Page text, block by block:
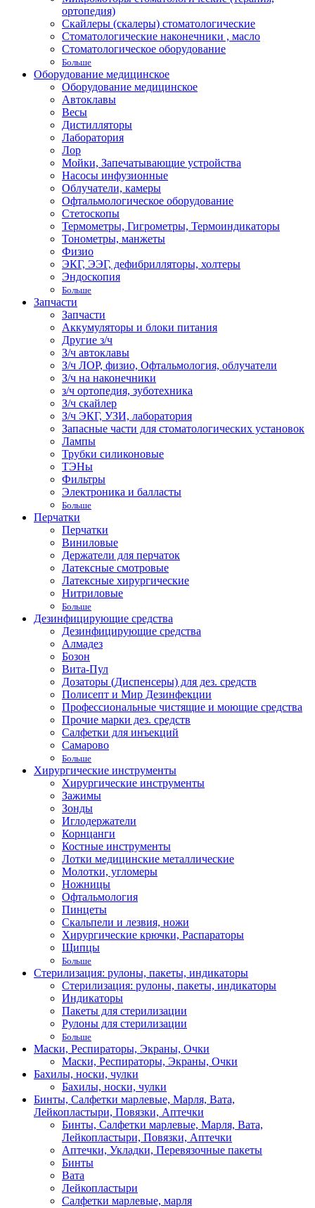
ортопедия)
Скайлеры (скалеры) стоматологические
Стоматологические наконечники , масло
Стоматологическое оборудование
Больше
Оборудование медицинское
Оборудование медицинское
Автоклавы
Весы
Дистилляторы
Лаборатория
Лор
Мойки, Запечатывающие устройства
Насосы инфузионные
Облучатели, камеры
Офтальмологическое оборудование
Стетоскопы
Термометры, Гигрометры, Термоиндикаторы
Тонометры, манжеты
Физио
ЭКГ, ЭЭГ, дефибрилляторы, холтеры
Эндоскопия
Больше
Запчасти
Запчасти
Аккумуляторы и блоки питания
Другие з/ч
З/ч автоклавы
З/ч ЛОР, физио, Офтальмология, облучатели
З/ч на наконечники
з/ч ортопедия, зуботехника
З/ч скайлер
З/ч ЭКГ, УЗИ, лаборатория
Запасные части для стоматологических установок
Лампы
Трубки силиконовые
ТЭНы
Фильтры
Электроника и балласты
Больше
Перчатки
Перчатки
Виниловые
Держатели для перчаток
Латексные смотровые
Латексные хирургические
Нитриловые
Больше
Дезинфицирующие средства
Дезинфицирующие средства
Алмадез
Бозон
Вита-Пул
Дозаторы (Диспенсеры) для дез. средств
Полисепт и Мир Дезинфекции
Профессиональные чистящие и моющие средства
Прочие марки дез. средств
Салфетки для инъекций
Самарово
Больше
Хирургические инструменты
Хирургические инструменты
Зажимы
Зонды
Иглодержатели
Корнцанги
Костные инструменты
Лотки медицинские металлические
Молотки, угломеры
Ножницы
Офтальмология
Пинцеты
Скальпели и лезвия, ножи
Хирургические крючки, Распараторы
Щипцы
Больше
Стерилизация: рулоны, пакеты, индикаторы
Стерилизация: рулоны, пакеты, индикаторы
Индикаторы
Пакеты для стерилизации
Рулоны для стерилизации
Больше
Маски, Респираторы, Экраны, Очки
Маски, Респираторы, Экраны, Очки
Бахилы, носки, чулки
Бахилы, носки, чулки
Бинты, Салфетки марлевые, Марля, Вата,
Лейкопластыри, Повязки, Аптечки
Бинты, Салфетки марлевые, Марля, Вата,
Лейкопластыри, Повязки, Аптечки
Аптечки, Укладки, Перевязочные пакеты
Бинты
Вата
Лейкопластыри
Салфетки марлевые, марля